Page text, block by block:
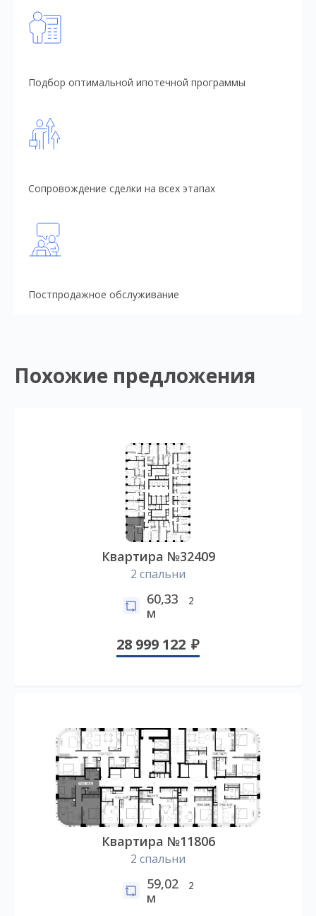
Подбор оптимальной ипотечной программы
Сопровождение сделки на всех этапах
Постпродажное обслуживание
Похожие предложения
Квартира №32409
2 спальни
60,33
м
2
28 999 122
Квартира №11806
2 спальни
59,02
м
2